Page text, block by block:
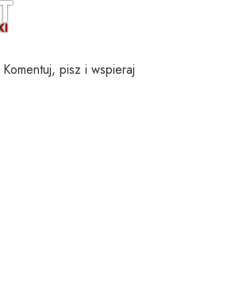
pisz i wspieraj